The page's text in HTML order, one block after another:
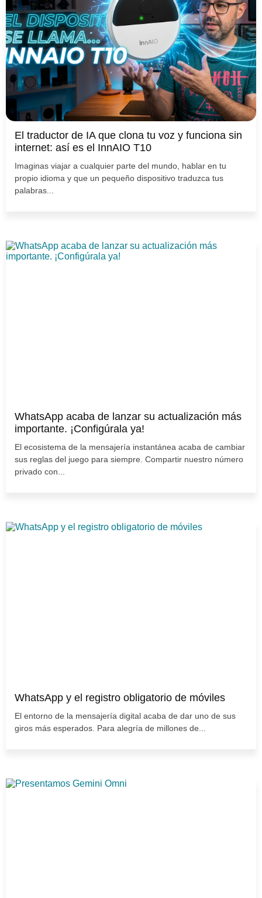
El traductor de IA que clona tu voz y funciona sin
internet: así es el InnAIO T10
Imaginas viajar a cualquier parte del mundo, hablar en tu
propio idioma y que un pequeño dispositivo traduzca tus
palabras...
WhatsApp acaba de lanzar su actualización más
importante. ¡Configúrala ya!
El ecosistema de la mensajería instantánea acaba de cambiar
sus reglas del juego para siempre. Compartir nuestro número
privado con...
WhatsApp y el registro obligatorio de móviles
El entorno de la mensajería digital acaba de dar uno de sus
giros más esperados. Para alegría de millones de...